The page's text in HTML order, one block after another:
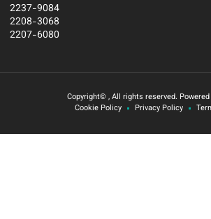
2237-9084
2208-3068
2207-6080
Copyright© , All rights reserved.
Privacy Policy
Cookie Policy